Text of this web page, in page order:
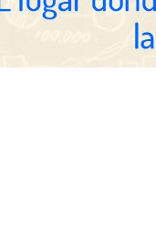
Roig lanza ‘The Journal’,
digital mensual de
y fotografía editorial